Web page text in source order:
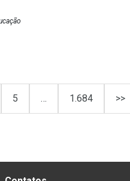
5 … 1.684 >>